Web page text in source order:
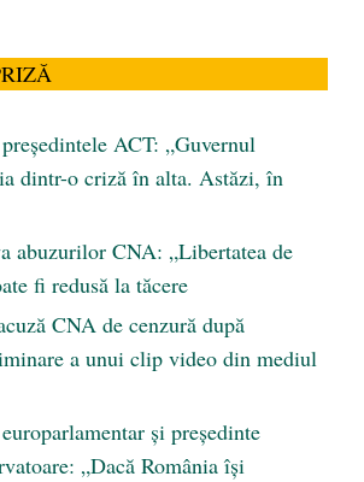
ACT: „Guvernul
dintr-o criză în alta. Astăzi, în
abuzurilor CNA: „Libertatea de
fi redusă la tăcere
CNA de cenzură după
a unui clip video din mediul
și președinte
„Dacă România își